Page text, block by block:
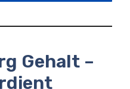
Gehalt –